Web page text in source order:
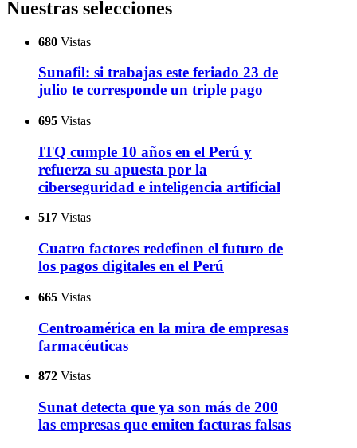
Nuestras selecciones
680 Vistas
Sunafil: si trabajas este feriado 23 de
julio te corresponde un triple pago
695 Vistas
ITQ cumple 10 años en el Perú y
refuerza su apuesta por la
ciberseguridad e inteligencia artificial
517 Vistas
Cuatro factores redefinen el futuro de
los pagos digitales en el Perú
665 Vistas
Centroamérica en la mira de empresas
farmacéuticas
872 Vistas
Sunat detecta que ya son más de 200
las empresas que emiten facturas falsas